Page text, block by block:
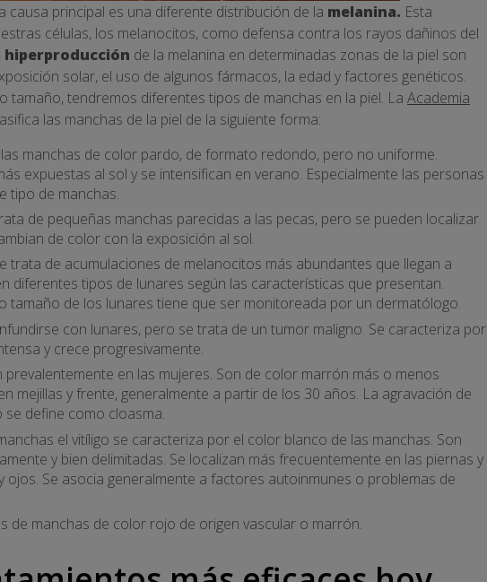
causa principal es una diferente distribución de la melanina. Esta
células, los melanocitos, como defensa contra los rayos dañinos del
hiperproducción de la melanina en determinadas zonas de la piel son
solar, el uso de algunos fármacos, la edad y factores genéticos.
tamaño, tendremos diferentes tipos de manchas en la piel. La Academia
las manchas de la piel de la siguiente forma:
manchas de color pardo, de formato redondo, pero no uniforme.
expuestas al sol y se intensifican en verano. Especialmente las personas
tipo de manchas.
de pequeñas manchas parecidas a las pecas, pero se pueden localizar
de color con la exposición al sol.
trata de acumulaciones de melanocitos más abundantes que llegan a
diferentes tipos de lunares según las características que presentan.
tamaño de los lunares tiene que ser monitoreada por un dermatólogo.
con lunares, pero se trata de un tumor maligno. Se caracteriza por
y crece progresivamente.
prevalentemente en las mujeres. Son de color marrón más o menos
mejillas y frente, generalmente a partir de los 30 años. La agravación de
define como cloasma.
el vitíligo se caracteriza por el color blanco de las manchas. Son
y bien delimitadas. Se localizan más frecuentemente en las piernas y
ojos. Se asocia generalmente a factores autoinmunes o problemas de
de manchas de color rojo de origen vascular o marrón.